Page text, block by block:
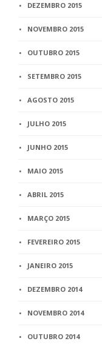
DEZEMBRO 2015
NOVEMBRO 2015
OUTUBRO 2015
SETEMBRO 2015
AGOSTO 2015
JULHO 2015
JUNHO 2015
MAIO 2015
ABRIL 2015
MARÇO 2015
FEVEREIRO 2015
JANEIRO 2015
DEZEMBRO 2014
NOVEMBRO 2014
OUTUBRO 2014